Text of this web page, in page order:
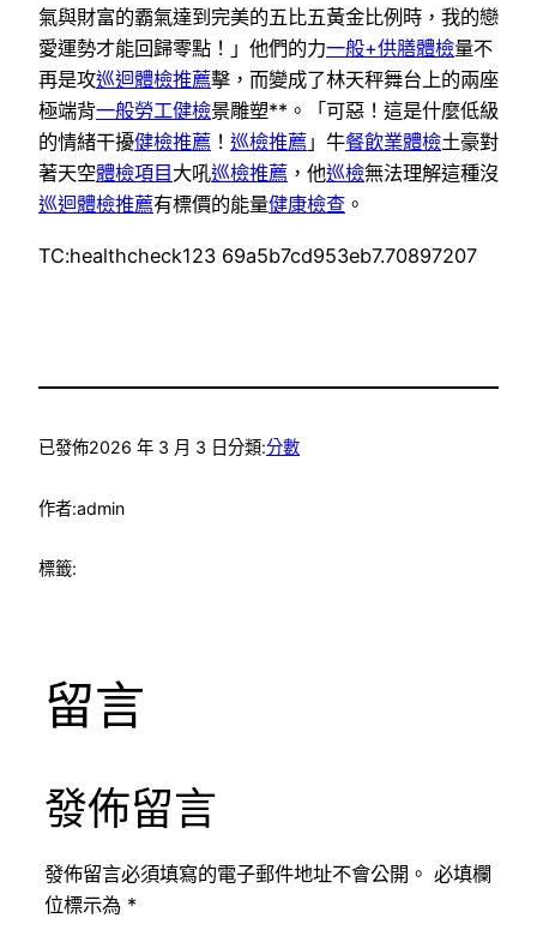
氣與財富的霸氣達到完美的五比五黃金比例時，我的戀
愛運勢才能回歸零點！」他們的力一般+供膳體檢量不
再是攻巡迴體檢推薦擊，而變成了林天秤舞台上的兩座
極端背一般勞工健檢景雕塑**。「可惡！這是什麼低級
的情緒干擾健檢推薦 ！ 巡檢推薦 」牛餐飲業體檢土豪對
著天空體檢項目 大吼巡檢推薦 ，他巡檢無法理解這種沒
巡迴體檢推薦有標價的能量健康檢查 。
TC:healthcheck123 69a5b7cd953eb7.70897207
已發佈2026 年 3 月 3 日分類:分數
作者:admin
標籤:
留言
發佈留言
發佈留言必須填寫的電子郵件地址不會公開。 必填欄
位標示為 *